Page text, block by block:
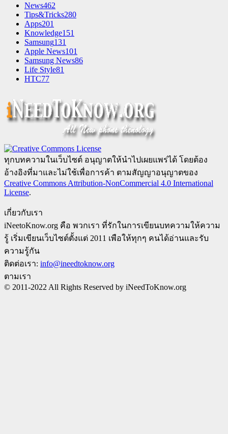
News462
Tips&Tricks280
Apps201
Knowledge151
Samsung131
Apple News101
Samsung News86
Life Style81
HTC77
ทุกบทความในเว็บไซต์ อนุญาตให้นำไปเผยแพร่ได้ โดยต้อง
อ้างอิงที่มาและไม่ใช้เพื่อการค้า ตามสัญญาอนุญาตของ
Creative Commons Attribution-NonCommercial 4.0 International
License.
เกี่ยวกับเรา
iNeetoKnow.org คือ พวกเรา ที่รักในการเขียนบทความให้ความ
รู้ เริ่มเขียนเว็บไซต์ตั้งแต่ 2011 เพือให้ทุกๆ คนได้อ่านและรับ
ความรู้กัน
ติดต่อเรา: info@ineedtoknow.org
ตามเรา
© 2011-2022 All Rights Reserved by iNeedToKnow.org